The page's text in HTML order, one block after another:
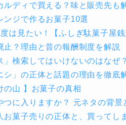
ルディで買える？味と販売先も
ンジで作るお菓子10選
は見たい！【ふしぎ駄菓子屋
止？理由と昔の報酬制度を解説
」検索してはいけないのはなぜ
シ」の正体と話題の理由を徹底
の山 】お菓子の真相
つに入りますか？ 元ネタの背景
お菓子売りの正体と、買ってし